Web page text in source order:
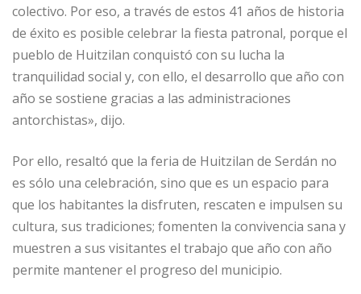
colectivo. Por eso, a través de estos 41 años de historia
de éxito es posible celebrar la fiesta patronal, porque el
pueblo de Huitzilan conquistó con su lucha la
tranquilidad social y, con ello, el desarrollo que año con
año se sostiene gracias a las administraciones
antorchistas», dijo.
Por ello, resaltó que la feria de Huitzilan de Serdán no
es sólo una celebración, sino que es un espacio para
que los habitantes la disfruten, rescaten e impulsen su
cultura, sus tradiciones; fomenten la convivencia sana y
muestren a sus visitantes el trabajo que año con año
permite mantener el progreso del municipio.